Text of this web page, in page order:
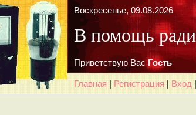
Воскресенье, 09.08.2026
В помощь
Приветствую Вас Гость
Главная Регистрация Вход